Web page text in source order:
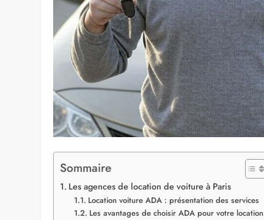
Sommaire
Les agences de location de voiture à Paris
Location voiture ADA : présentation des services
Les avantages de choisir ADA pour votre location